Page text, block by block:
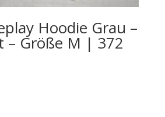
Hoodie Grau –
– Größe M | 372